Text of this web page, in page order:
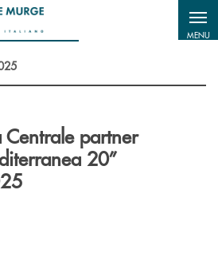
MENU
Centrale partner
20”